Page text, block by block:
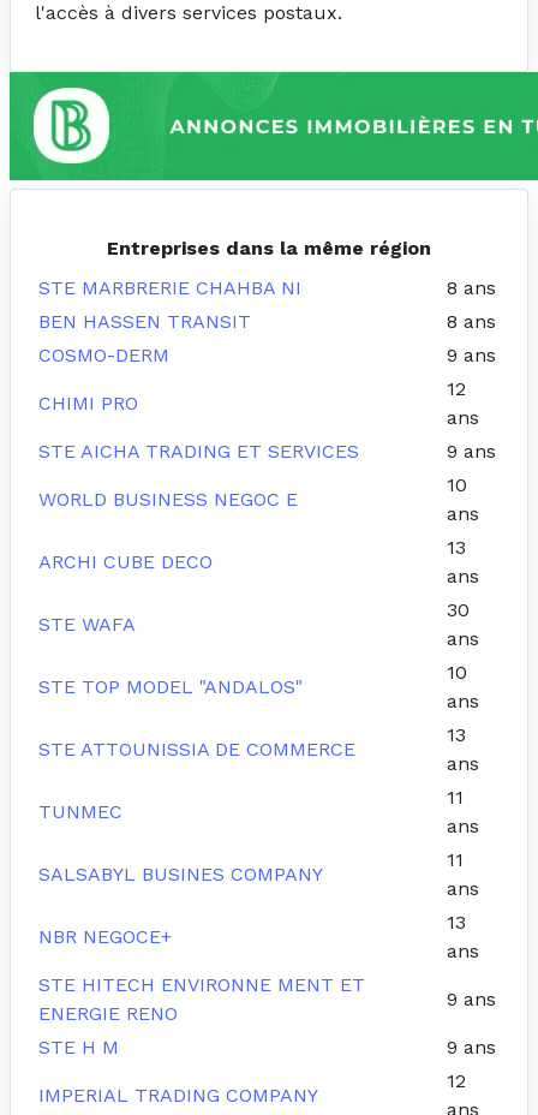
l'accès à divers services postaux.
Entreprises dans la même région
STE MARBRERIE CHAHBA NI
8 ans
BEN HASSEN TRANSIT
8 ans
COSMO-DERM
9 ans
CHIMI PRO
12
ans
STE AICHA TRADING ET SERVICES
9 ans
WORLD BUSINESS NEGOC E
10
ans
ARCHI CUBE DECO
13
ans
STE WAFA
30
ans
STE TOP MODEL "ANDALOS"
10
ans
STE ATTOUNISSIA DE COMMERCE
13
ans
TUNMEC
11
ans
SALSABYL BUSINES COMPANY
11
ans
NBR NEGOCE+
13
ans
STE HITECH ENVIRONNE MENT ET
ENERGIE RENO
9 ans
STE H M 9 ans
IMPERIAL TRADING COMPANY
12
ans